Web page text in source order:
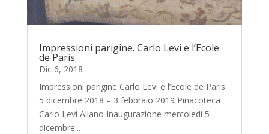
Impressioni parigine. Carlo Levi e l’Ecole
de Paris
Dic 6, 2018
Impressioni parigine Carlo Levi e l’Ecole de Paris
5 dicembre 2018 – 3 febbraio 2019 Pinacoteca
Carlo Levi Aliano Inaugurazione mercoledì 5
dicembre...